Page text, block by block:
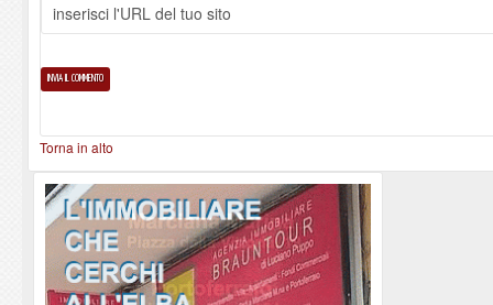
Torna in alto